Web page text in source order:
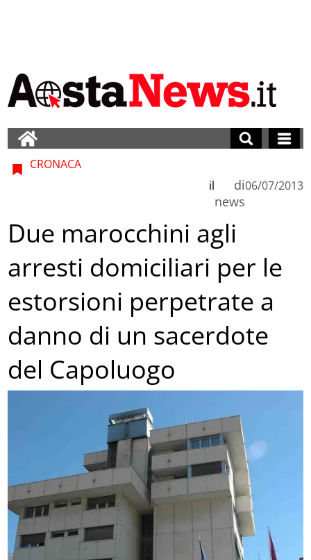
CRONACA
di
news
il 06/07/2013
Due marocchini agli
arresti domiciliari per le
estorsioni perpetrate a
danno di un sacerdote
del Capoluogo